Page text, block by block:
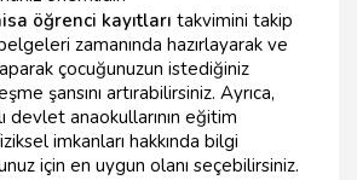
öğrenci kayıtları takvimini takip
zamanında hazırlayarak ve
çocuğunuzun istediğiniz
şansını artırabilirsiniz. Ayrıca,
devlet anaokullarının eğitim
imkanları hakkında bilgi
için en uygun olanı seçebilirsiniz.